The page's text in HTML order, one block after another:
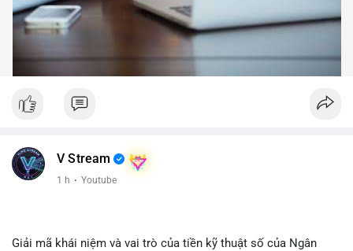
V Stream
1 h · Youtube
Giải mã khái niệm và vai trò của tiền kỹ thuật số của Ngân